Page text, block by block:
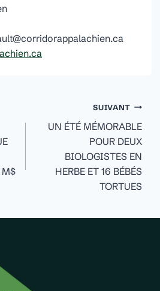
M$
SUIVANT
UN ÉTÉ MÉMORABLE
POUR DEUX
BIOLOGISTES EN
HERBE ET 16 BÉBÉS
TORTUES